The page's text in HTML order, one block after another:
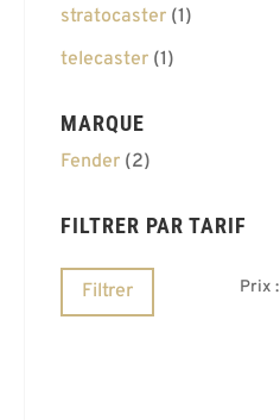
stratocaster (1)
telecaster (1)
MARQUE
Fender (2)
FILTRER PAR TARIF
Filtrer Prix :